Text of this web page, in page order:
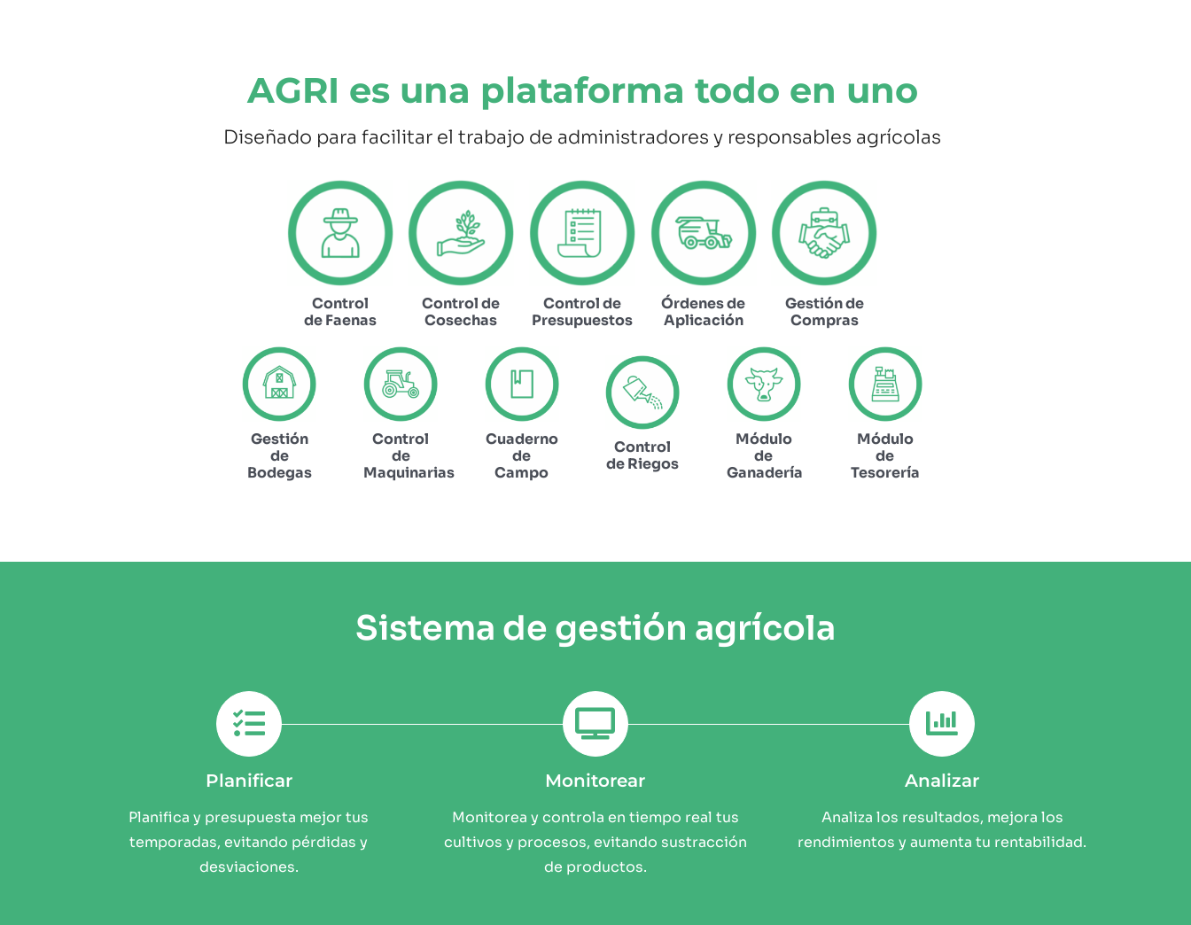
AGRI es una plataforma todo en uno
Diseñado para facilitar el trabajo de administradores y responsables agrícolas
Control
de Faenas
Control de
Cosechas
Control de
Presupuestos
Órdenes de
Aplicación
Gestión de
Compras
Gestión
de
Bodegas
Control
de
Maquinarias
Cuaderno
de
Campo
Control
de Riegos
Módulo
de
Ganadería
Módulo
de
Tesorería
Sistema de gestión agrícola
Planificar
Planifica y presupuesta mejor tus
temporadas, evitando pérdidas y
desviaciones.
Monitorear
Monitorea y controla en tiempo real tus
cultivos y procesos, evitando sustracción
de productos.
Analizar
Analiza los resultados, mejora los
rendimientos y aumenta tu rentabilidad.